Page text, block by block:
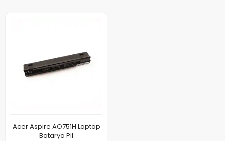
Acer Aspire AO751H Laptop
Batarya Pil